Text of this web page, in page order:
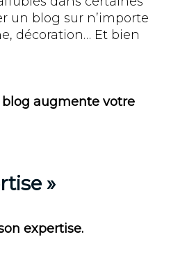
un blog sur n’importe
décoration… Et bien
blog augmente votre
»
expertise.